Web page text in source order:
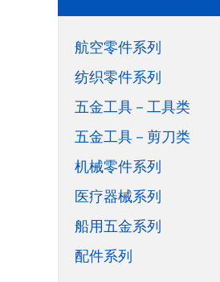
航空零件系列
纺织零件系列
五金工具－工具类
五金工具－剪刀类
机械零件系列
医疗器械系列
船用五金系列
配件系列